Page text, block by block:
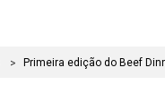
> Primeira edição do Beef